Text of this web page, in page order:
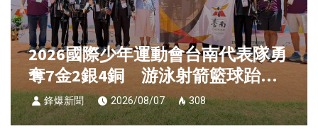
2026國際少年運動會台南代表隊勇
奪7金2銀4銅 游泳射箭籃球跆拳
道展現青年競技實力
鋒爆新聞 2026/08/07 308